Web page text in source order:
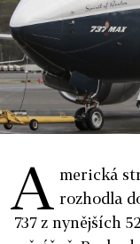
A merická
rozhodla
737 z nynějších